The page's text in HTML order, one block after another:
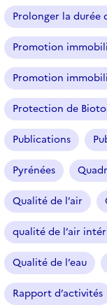
Prolonger la durée
Promotion
Promotion
Protection de
Publications
Pyrénées
Qualité de l’air
qualité de l’air
Qualité de l’eau
Rapport d’activités